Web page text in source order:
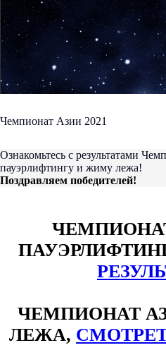
Чемпионат Азии 2021
Ознакомьтесь с результатами
пауэрлифтингу и жиму лежа!
Поздравляем победителей!
ЧЕМПИОНАТ
ЛЕЖА,